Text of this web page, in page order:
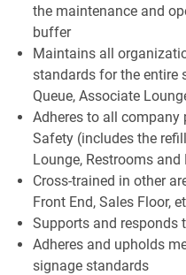
the maintenance and
buffer
Maintains all
standards for the entire
Queue, Associate
Adheres to all company
Safety (includes the
Lounge, Restrooms and
Cross-trained in other
Front End, Sales Floor,
Supports and responds
Adheres and upholds
signage standards